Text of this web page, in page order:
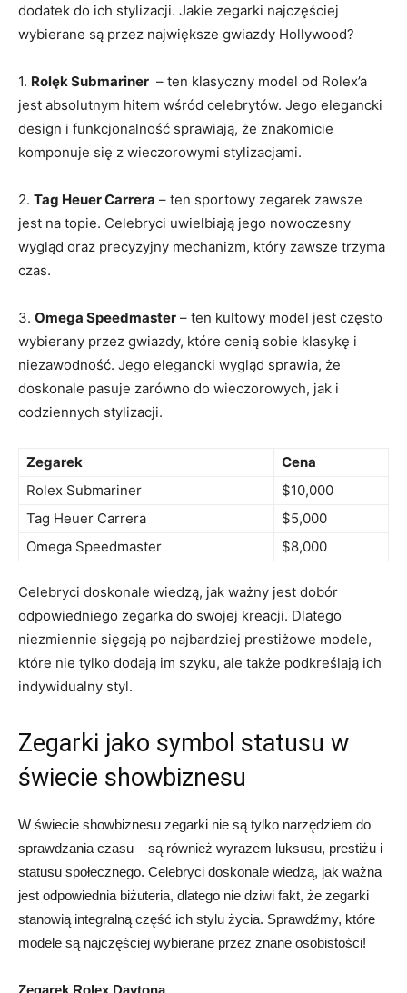
‌dodatek do ich stylizacji. Jakie zegarki najczęściej
wybierane są przez największe gwiazdy Hollywood?
1. Rolęk Submariner ⁤ – ‌ten⁢ klasyczny model‌ od⁣ Rolex’a
jest absolutnym‌ hitem wśród‍ celebrytów. Jego elegancki
design i funkcjonalność sprawiają,‍ że znakomicie ​
komponuje się z ⁢wieczorowymi ​stylizacjami.
2. Tag Heuer Carrera – ‍ten sportowy ⁤zegarek⁣ zawsze
jest na ​topie. ‌Celebryci uwielbiają jego nowoczesny
wygląd oraz precyzyjny ⁤mechanizm, który⁢ zawsze trzyma
czas.
3. Omega ⁢Speedmaster – ⁣ten kultowy ‍model⁢ jest⁣ często
wybierany‌ przez gwiazdy, które cenią sobie klasykę‌ i
niezawodność. Jego‍ elegancki wygląd ⁣sprawia,​ że
doskonale pasuje ‍zarówno do wieczorowych, jak i‌
codziennych⁢ stylizacji.
Zegarek
Cena
Rolex Submariner
$10,000
Tag Heuer Carrera
$5,000
Omega Speedmaster
$8,000
Celebryci doskonale wiedzą, jak ważny jest dobór
odpowiedniego zegarka do swojej kreacji. Dlatego
niezmiennie sięgają po najbardziej ⁤prestiżowe modele,
które nie tylko⁢ dodają im szyku, ale‍ także ⁢podkreślają ich
⁣indywidualny styl.
Zegarki jako symbol statusu w
⁤świecie showbiznesu
W ⁣świecie showbiznesu zegarki‍ nie⁤ są⁢ tylko‍ narzędziem do
sprawdzania czasu – są ⁤również ⁤wyrazem luksusu, prestiżu i
statusu​ społecznego. Celebryci doskonale ⁢wiedzą, jak ważna‍
jest odpowiednia biżuteria, dlatego nie​ dziwi fakt, że ‍zegarki
stanowią⁣ integralną część ich stylu⁢ życia. Sprawdźmy, ⁢które
modele są najczęściej wybierane przez znane⁢ osobistości!
Zegarek Rolex Daytona